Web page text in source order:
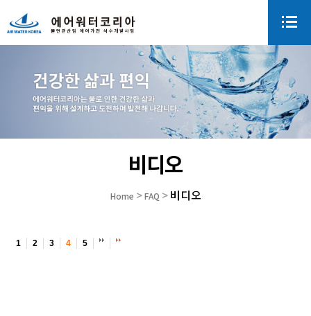
비디오
Home > FAQ > 비디오
1 2 3 4 5